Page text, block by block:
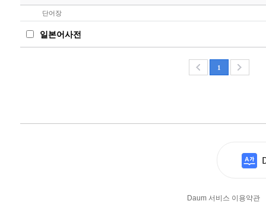
단어장
일본어사전
1
Daum 서비스 이용약관